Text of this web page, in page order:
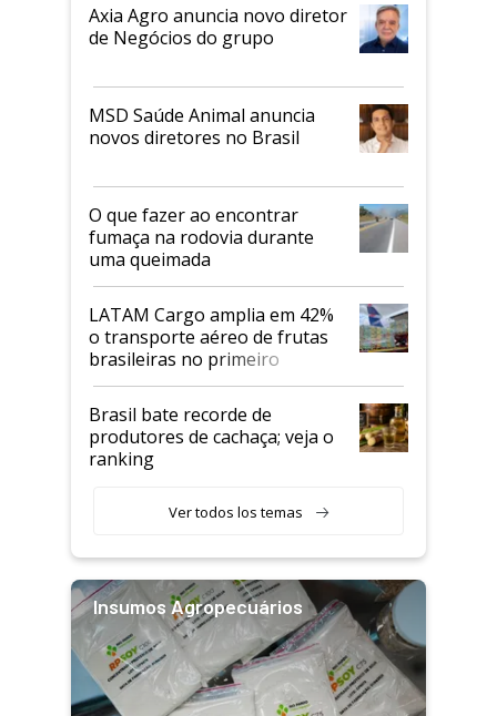
Axia Agro anuncia novo diretor
de Negócios do grupo
MSD Saúde Animal anuncia
novos diretores no Brasil
O que fazer ao encontrar
fumaça na rodovia durante
uma queimada
LATAM Cargo amplia em 42%
o transporte aéreo de frutas
brasileiras no primeiro
semestre
Brasil bate recorde de
produtores de cachaça; veja o
ranking
Ver todos los temas
Insumos Agropecuários